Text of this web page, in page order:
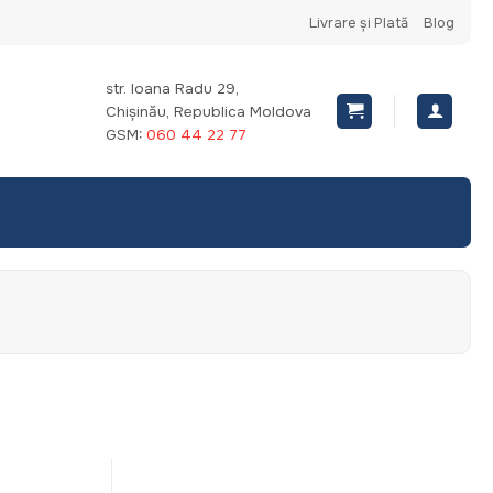
Livrare și Plată Blog
str. Ioana Radu 29,
Chișinău, Republica Moldova
GSM: 060 44 22 77